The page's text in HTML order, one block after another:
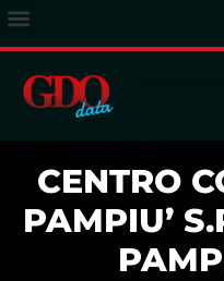
CENTRO
PAMPIU’